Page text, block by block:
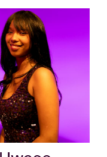
Alessia Tondo
folk. Elle a
Bregovic ou
unSonglines
Grecanico
Sitaest sorti en
instruments live
dialecte de la
Pouilles.